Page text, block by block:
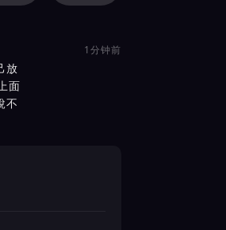
1分钟前
放
面
不